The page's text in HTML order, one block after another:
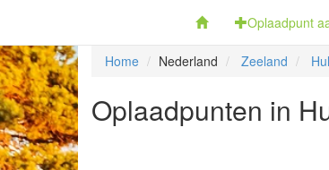
Oplaadpunt
Home Nederland Zeeland
Oplaadpunten in